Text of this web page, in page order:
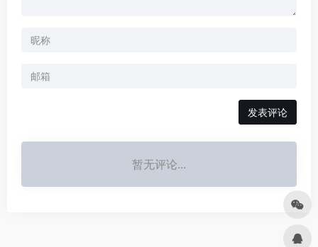
发表评论
暂无评论...